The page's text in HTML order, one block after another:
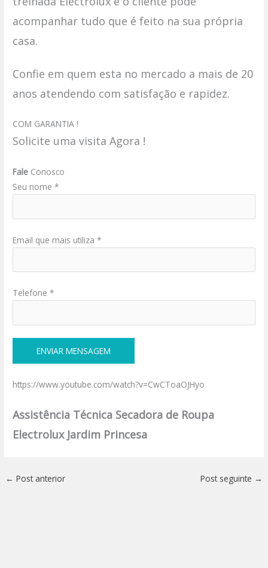
acompanhar tudo que é feito na sua própria
casa.
Confie em quem esta no mercado a mais de 20
anos atendendo com satisfação e rapidez.
COM GARANTIA !
Solicite uma visita Agora !
Fale Conosco
Seu nome *
Email que mais utiliza *
Telefone *
https://www.youtube.com/watch?v=CwCToaOJHyo
Assistência Técnica Secadora de Roupa
Electrolux Jardim Princesa
← Post anterior Post seguinte →